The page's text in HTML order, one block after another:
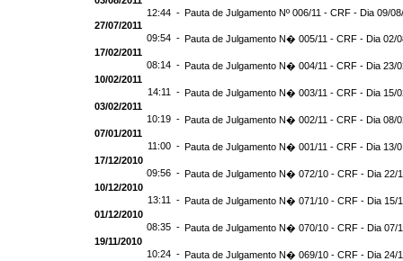
12:44 - Pauta de Julgamento Nº 006/11 - CRF - Dia 09/
27/07/2011
09:54 - Pauta de Julgamento N� 005/11 - CRF - Dia 02/
17/02/2011
08:14 - Pauta de Julgamento N� 004/11 - CRF - Dia 23/
10/02/2011
14:11 - Pauta de Julgamento N� 003/11 - CRF - Dia 15/
03/02/2011
10:19 - Pauta de Julgamento N� 002/11 - CRF - Dia 08/
07/01/2011
11:00 - Pauta de Julgamento N� 001/11 - CRF - Dia 13/
17/12/2010
09:56 - Pauta de Julgamento N� 072/10 - CRF - Dia 22/
10/12/2010
13:11 - Pauta de Julgamento N� 071/10 - CRF - Dia 15/
01/12/2010
08:35 - Pauta de Julgamento N� 070/10 - CRF - Dia 07/
19/11/2010
10:24 - Pauta de Julgamento N� 069/10 - CRF - Dia 24/